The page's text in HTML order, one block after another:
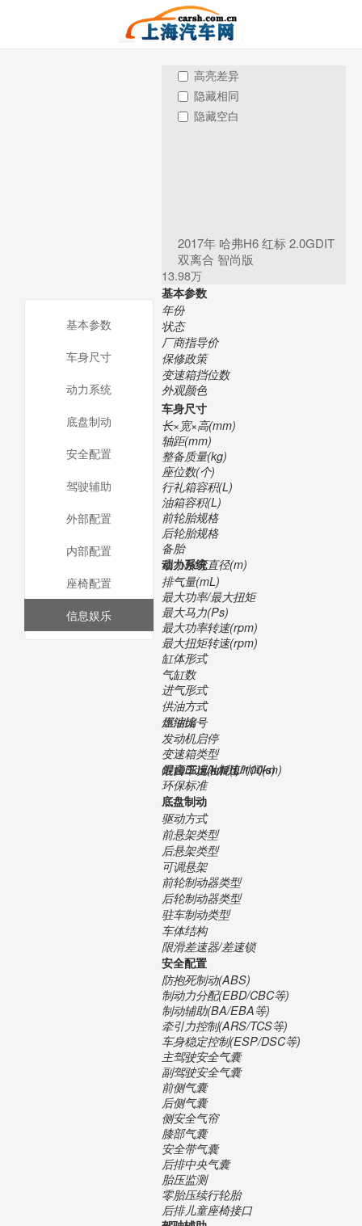
高亮差异
隐藏相同
隐藏空白
2017年 哈弗H6 红标 2.0GDIT
双离合 智尚版
13.98万
基本参数
年份
状态
厂商指导价
保修政策
变速箱挡位数
外观颜色
车身尺寸
长×宽×高(mm)
轴距(mm)
整备质量(kg)
座位数(个)
行礼箱容积(L)
油箱容积(L)
前轮胎规格
后轮胎规格
备胎
最小转弯直径(m)
动力系统
排气量(mL)
最大功率/最大扭矩
最大马力(Ps)
最大功率转速(rpm)
最大扭矩转速(rpm)
缸体形式
气缸数
进气形式
供油方式
压缩比
燃油编号
发动机启停
变速箱类型
最高车速(km/h)
0-100km/h加速时间(s)
混合工况油耗(L/100km)
环保标准
底盘制动
驱动方式
前悬架类型
后悬架类型
可调悬架
前轮制动器类型
后轮制动器类型
驻车制动类型
车体结构
限滑差速器/差速锁
安全配置
防抱死制动(ABS)
制动力分配(EBD/CBC等)
制动辅助(BA/EBA等)
牵引力控制(ARS/TCS等)
车身稳定控制(ESP/DSC等)
主驾驶安全气囊
副驾驶安全气囊
前侧气囊
后侧气囊
侧安全气帘
膝部气囊
安全带气囊
后排中央气囊
胎压监测
零胎压续行轮胎
后排儿童座椅接口
基本参数
车身尺寸
动力系统
底盘制动
安全配置
驾驶辅助
外部配置
内部配置
座椅配置
信息娱乐